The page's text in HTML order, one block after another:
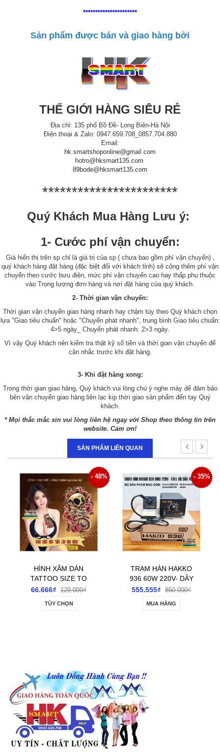
**********************
Sản phẩm được bán và giao hàng bởi
THẾ GIỚI HÀNG SIÊU RẺ
Địa chỉ: 135 phố Bồ Đề- Long Biên-Hà Nội
Điện thoại & Zalo: 0947.659.708_0857.704.880
Email:
hk.smartshoponline@gmail.com
hotro@hksmart135.com
89bode@hksmart135.com
***********************
Quý Khách Mua Hàng Lưu ý:
1- Cước phí vận chuyển:
Giá hiển thị trên sp chỉ là giá trị của sp ( chưa bao gồm phí vận chuyển) ,
quý khách hàng đặt hàng (đặc biệt đối với khách tỉnh) sẽ cộng thêm phí vận
chuyển theo cước bưu điện, mức phí vận chuyển cao hay thấp phụ thuộc
vào Trọng lượng đơn hàng và nơi đặt hàng của quý khách.
2- Thời gian vận chuyển:
Thời gian vận chuyển giao hàng nhanh hay chậm tùy theo Quý khách chọn
lựa "Giao tiêu chuẩn" hoặc "Chuyển phát nhanh", trung bình Giao tiêu chuẩn:
4>5 ngày_ Chuyển phát nhanh: 2>3 ngày.
Vì vậy Quý khách nên kiểm tra thật kỹ số tiền và thời gian vận chuyển để
cân nhắc trước khi đặt hàng.
3- Khi đặt hàng xong:
Trong thời gian giao hàng, Quý khách vui lòng chú ý nghe máy để đảm bảo
bên vận chuyển giao hàng liên lạc kịp thời giao sản phẩm đến tay Quý
khách.
* Mọi thắc mắc xin vui lòng liên hệ ngay với Shop theo thông tin trên
website. Cảm ơn!
SẢN PHẨM LIÊN QUAN
- 48%
XĂM DÁN
SIZE TO
NGẦU GÂY
129.000₫
- 35%
TRẠM HÀN HAKKO
936 60W 220V- DÂY
CẮM NGUỒN RỜI
850.000₫